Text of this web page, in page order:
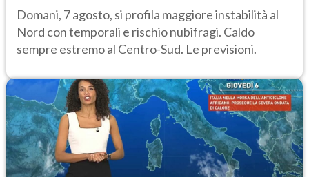
caldo estremo
Domani, 7 agosto, si profila maggiore instabilità al
Nord con temporali e rischio nubifragi. Caldo
sempre estremo al Centro-Sud. Le previsioni.